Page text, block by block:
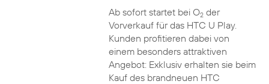
Ab sofort startet bei O2der
Vorverkauf für das HTC U Play.
Kunden profitieren dabei von
einem besonders attraktiven
Angebot: Exklusiv erhalten sie beim
Kauf des brandneuen HTC